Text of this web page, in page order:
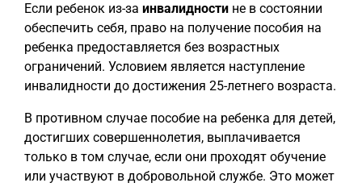
Если ребенок из-за инвалидности не в состоянии
обеспечить себя, право на получение пособия на
ребенка предоставляется без возрастных
ограничений. Условием является наступление
инвалидности до достижения 25-летнего возраста.
В противном случае пособие на ребенка для детей,
достигших совершеннолетия, выплачивается
только в том случае, если они проходят обучение
или участвуют в добровольной службе. Это может